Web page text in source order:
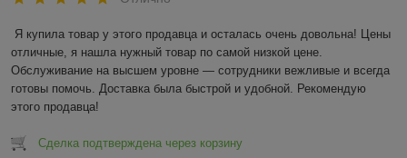
Я купила товар у этого продавца и осталась очень довольна! Цены
отличные, я нашла нужный товар по самой низкой цене.
Обслуживание на высшем уровне — сотрудники вежливые и всегда
готовы помочь. Доставка была быстрой и удобной. Рекомендую
этого продавца!
Сделка подтверждена через корзину